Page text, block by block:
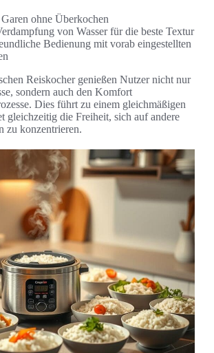
ohne Überkochen
von Wasser für die beste Textur
Bedienung mit vorab eingestellten
Reiskocher genießen Nutzer nicht nur
sondern auch den Komfort
Dies führt zu einem gleichmäßigen
gleichzeitig die Freiheit, sich auf andere
zu konzentrieren.